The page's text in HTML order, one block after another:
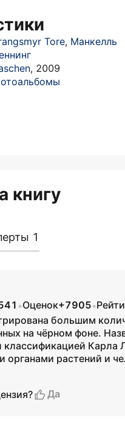
Tore, Манкелль
, 2009
книгу
1
•Оценок+7905•
большим
на чёрном фоне.
классификацией
органами растений и
Да